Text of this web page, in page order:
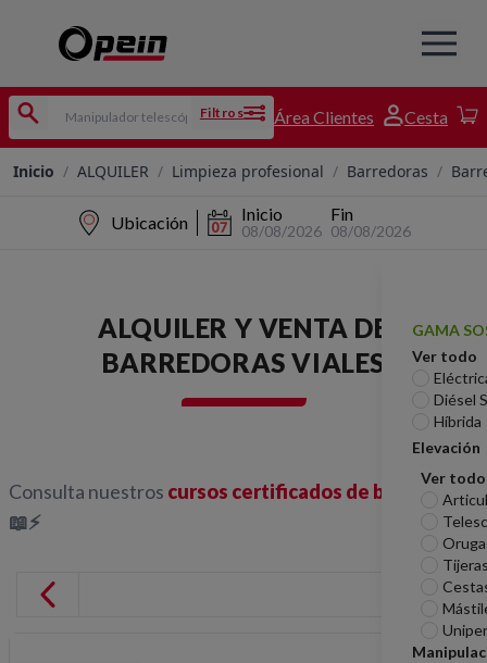
Filtros Área Clientes Cesta
Inicio / ALQUILER / Limpieza profesional / Barredoras /
Ubicación Inicio
08/08/2026
Fin
08/08/2026
GAMA
Ver todo
Diésel
Híbrida
Elevación
Ver todo
ALQUILER Y VENTA DE
BARREDORAS VIALES
Consulta nuestros cursos certificados de barredoras
📖⚡